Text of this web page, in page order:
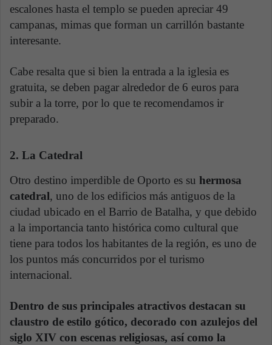
escalones hasta el templo se pueden apreciar 49
campanas, mimas que forman un carrillón bastante
interesante.
Cabe resalta que si bien la entrada a la iglesia es
gratuita, se deben pagar alrededor de 6 euros para
subir a la torre, por lo que te recomendamos ir
preparado.
2. La Catedral
Otro destino imperdible de Oporto es su hermosa
catedral, uno de los edificios más antiguos de la
ciudad ubicado en el Barrio de Batalha, y que debido
a la importancia tanto histórica como cultural que
tiene para todos los habitantes de la región, es uno de
los puntos más concurridos por el turismo
internacional.
Dentro de sus principales atractivos destacan su
claustro de estilo gótico, decorado con azulejos del
siglo XIV con escenas religiosas, así como la